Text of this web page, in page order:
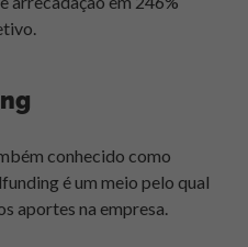
conhecido como
é um meio pelo qual
aportes na empresa.